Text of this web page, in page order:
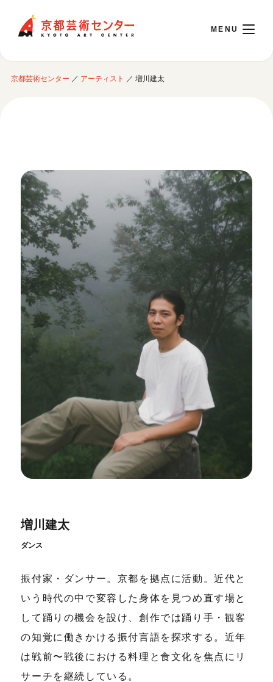
English
フェは11:00～18:00まで営業
ご利用案内
開館時間・アクセシビリティ
フロアガイド
交通アクセス
図書室・情報コーナー
カフェ・ショップ
よくあるご質問
取材／視察・見学／撮影
イベントに参加する
開催中のイベント
月間スケジュール
これまでのイベント
センターのプログラム・事業
制作室を使う
制作室について
制作室の使用方法・募集要項
公募情報
ボランティア・サポーター
KACサポーター
京都芸術センターについて
京都芸術センターってどんなところ？
京都芸術センターの歩み
概要・理念・運営体制
連携事業のご案内
チケット情報
お知らせ
お問い合わせ
閲覧支援
オフィシャルSNS
京都芸術センター ／ アーティスト ／ 増川建太
増川建太
ダンス
振付家・ダンサー。京都を拠点に活動。近代と
いう時代の中で変容した身体を見つめ直す場と
して踊りの機会を設け、創作では踊り手・観客
の知覚に働きかける振付言語を探求する。近年
は戦前〜戦後における料理と食文化を焦点にリ
サーチを継続している。